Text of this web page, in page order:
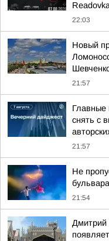
22:03
Новый
21:57
Главные
снять с
21:57
Не
21:54
Дмитрий